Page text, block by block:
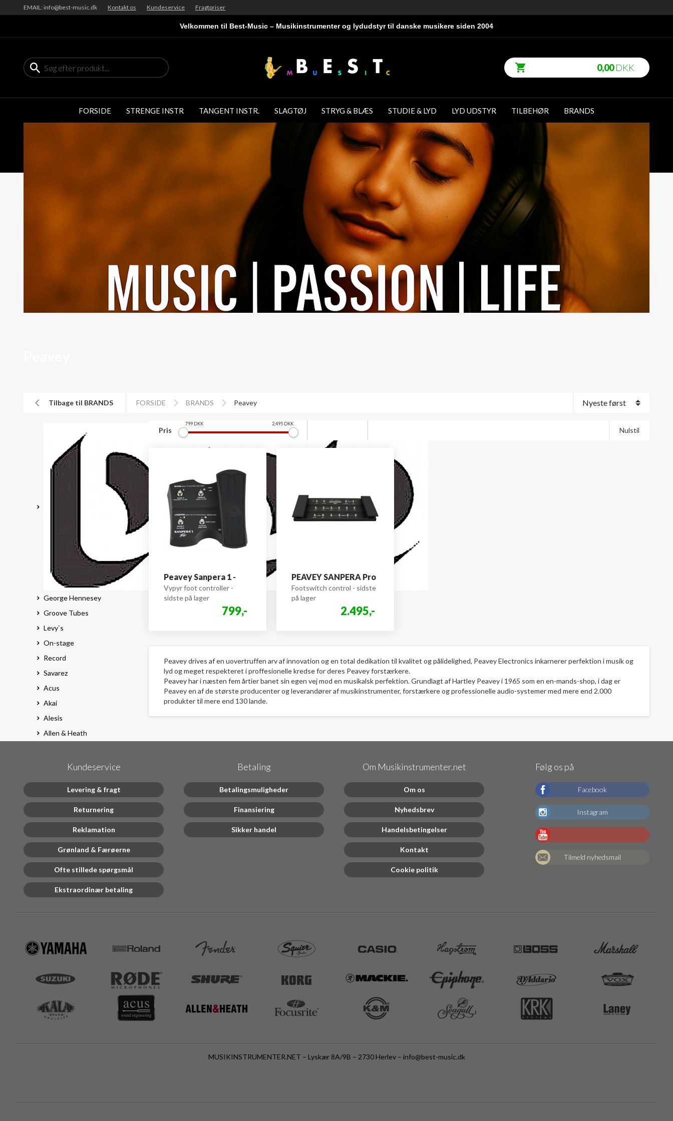
EMAIL: info@best-music.dk Kontakt os Kundeservice Fragtpriser
Velkommen til Best-Music – Musikinstrumenter og lydudstyr til danske musikere siden 2004
0,00DKK
FORSIDE STRENGE INSTR TANGENT INSTR. SLAGTØJ STRYG & BLÆS STUDIE & LYD LYD UDSTYR TILBEHØR BRANDS
Tilbage til BRANDS FORSIDE BRANDS Peavey
George Hennesey
Groove Tubes
Levy`s
On-stage
Record
Savarez
Acus
Akai
Alesis
Allen & Heath
D'Addario
DigiTech
Elixir
Epiphone
Ernie Ball
Fender
Focusrite
Hagström
Korg
KRK
Laney
Line6
Nulstil
Pris
799 DKK 2,495 DKK
Peavey Sanpera 1 -
Vypyr foot controller -
sidste på lager
799,-
PEAVEY SANPERA Pro
Footswitch control - sidste
på lager
2.495,-
Peavey drives af en uovertruffen arv af innovation og en total dedikation til kvalitet og pålidelighed, Peavey Electronics inkarnerer perfektion i musik og
lyd og meget respekteret i proffesionelle kredse for deres Peavey forstærkere.
Peavey har i næsten fem årtier banet sin egen vej mod en musikalsk perfektion. Grundlagt af Hartley Peavey i 1965 som en en-mands-shop, i dag er
Peavey en af de største producenter og leverandører af musikinstrumenter, forstærkere og professionelle audio-systemer med mere end 2.000
produkter til mere end 130 lande.
Kundeservice
Levering & fragt
Returnering
Reklamation
Grønland & Færøerne
Ofte stillede spørgsmål
Ekstraordinær betaling
Betaling
Betalingsmuligheder
Finansiering
Sikker handel
Om Musikinstrumenter.net
Om os
Nyhedsbrev
Handelsbetingelser
Kontakt
Cookie politik
Følg os på
Facebook
Instagram
Tilmeld nyhedsmail
MUSIKINSTRUMENTER.NET – Lyskær 8A/9B – 2730 Herlev – info@best-music.dk